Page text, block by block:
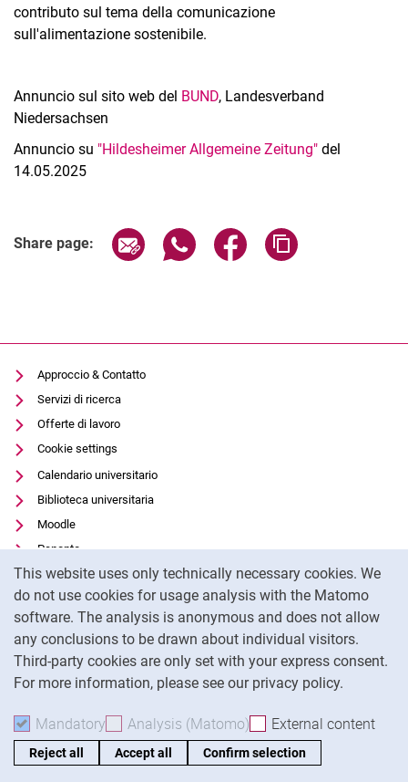
This website uses only technically necessary cookies. We
do not use cookies for usage analysis with the Matomo
software. The analysis is anonymous and does not allow
any conclusions to be drawn about individual visitors.
Third-party cookies are only set with your express consent.
For more information, please see our privacy policy.
Mandatory Accept mandatory cookies
Analysis (Matomo) Accept analysis cookies
External content
Reject all Accept all Confirm selection
contributo sul tema della comunicazione
sull'alimentazione sostenibile.
Annuncio sul sito web del BUND, Landesverband
Niedersachsen
Annuncio su "Hildesheimer Allgemeine Zeitung" del
14.05.2025
Share page: Share page via email
Share page via WhatsApp
Share page via
Approccio & Contatto
Servizi di ricerca
Offerte di lavoro
Cookie settings
Calendario universitario
Biblioteca universitaria
Moodle
Panopto
Protezione dei dati
Accessibilità
Utilizzo trasparente dell'intelligenza artificiale